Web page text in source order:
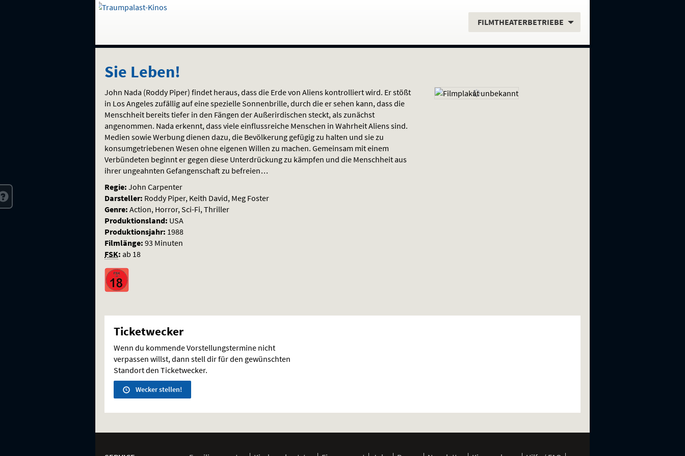
direkt
Inhalt
Menü
und
Service
Gehe
Auswahl
FILMTHEATERBETRIEBE
Sie
Leben!
Sie Leben!
John Nada (Roddy Piper) findet heraus, dass die Erde von Aliens kontrolliert wird. Er stößt
in Los Angeles zufällig auf eine spezielle Sonnenbrille, durch die er sehen kann, dass die
Menschheit bereits tiefer in den Fängen der Außerirdischen steckt, als zunächst
angenommen. Nada erkennt, dass viele einflussreiche Menschen in Wahrheit Aliens sind.
Medien sowie Werbung dienen dazu, die Bevölkerung gefügig zu halten und sie zu
konsumgetriebenen Wesen ohne eigenen Willen zu machen. Gemeinsam mit einem
Verbündeten beginnt er gegen diese Unterdrückung zu kämpfen und die Menschheit aus
ihrer ungeahnten Gefangenschaft zu befreien…
Regie: John Carpenter
Darsteller: Roddy Piper, Keith David, Meg Foster
Genre: Action, Horror, Sci-Fi, Thriller
Produktionsland: USA
Produktionsjahr: 1988
Filmlänge: 93 Minuten
FSK: ab 18
Ticketwecker
Wenn du kommende Vorstellungstermine nicht
verpassen willst, dann stell dir für den gewünschten
Standort den Ticketwecker.
Wecker stellen!